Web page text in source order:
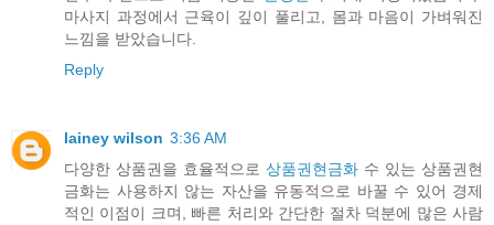
마사지 과정에서 근육이 깊이 풀리고, 몸과 마음이 가벼워진
느낌을 받았습니다.
Reply
lainey wilson 3:36 AM
다양한 상품권을 효율적으로 상품권현금화 수 있는 상품권현
금화는 사용하지 않는 자산을 유동적으로 바꿀 수 있어 경제
적인 이점이 크며, 빠른 처리와 간단한 절차 덕분에 많은 사람